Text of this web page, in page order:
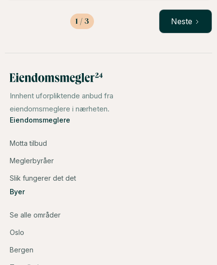
1 / 3 Neste
Innhent uforpliktende anbud fra
eiendomsmeglere i nærheten.
Eiendomsmeglere
Motta tilbud
Meglerbyråer
Slik fungerer det det
Byer
Se alle områder
Oslo
Bergen